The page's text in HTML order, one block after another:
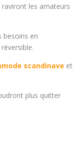
les amateurs
besoins en
scandinave et
plus quitter